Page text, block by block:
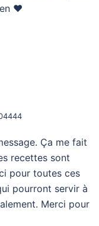
♥️
Ça me fait
recettes sont
pour toutes ces
pourront servir à
Merci pour